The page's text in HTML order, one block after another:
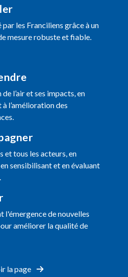
les Franciliens grâce à un
mesure robuste et fiable.
l’air et ses impacts, en
l’amélioration des
et tous les acteurs, en
sensibilisant et en évaluant
l'émergence de nouvelles
améliorer la qualité de
la page